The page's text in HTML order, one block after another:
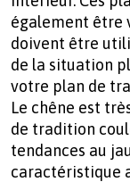
également être
doivent être
de la situation
votre plan de
Le chêne est
de tradition
tendances au
caractéristique